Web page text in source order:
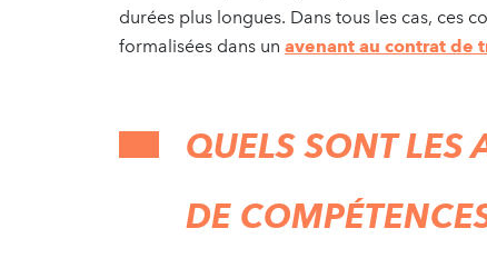
durées plus longues. Dans tous les cas, ces
formalisées dans un avenant au contrat de
QUELS SONT LES
DE